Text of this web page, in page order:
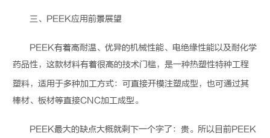
三、PEEK应用前景展望
PEEK有着高耐温、优异的机械性能、电绝缘性能以及耐化学
药品性，这款材料有着很高的技术门槛，是一种热塑性特种工程
塑料，适用于多种加工方式：可直接开模注塑成型，也可通过其
棒材、板材等直接CNC加工成型。
PEEK最大的缺点大概就剩下一个字了：贵。所以目前PEEK